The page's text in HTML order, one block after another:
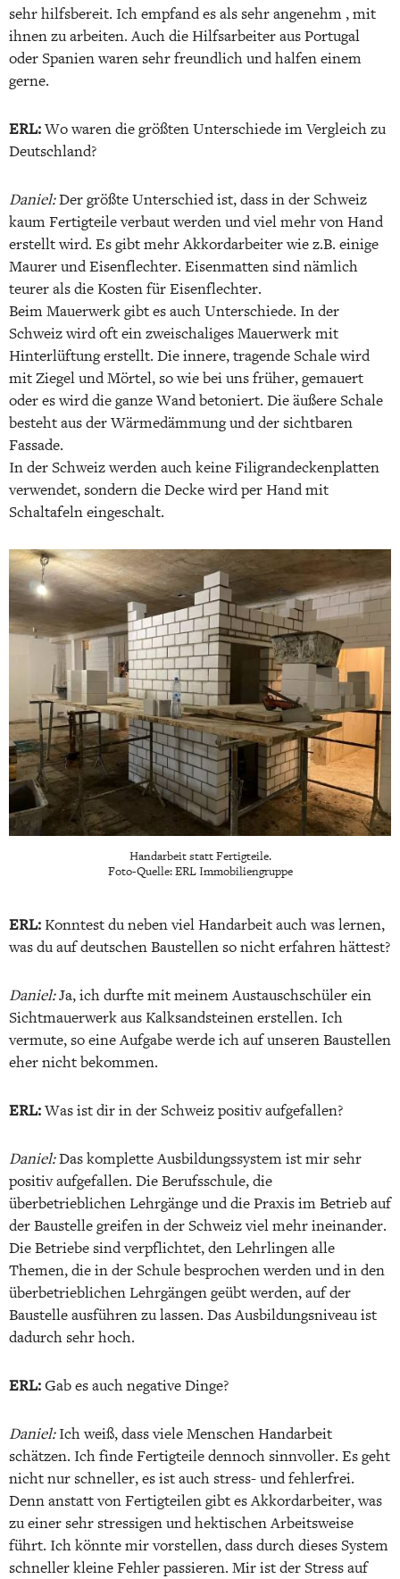
sehr hilfsbereit. Ich empfand es als sehr angenehm , mit
ihnen zu arbeiten. Auch die Hilfsarbeiter aus Portugal
oder Spanien waren sehr freundlich und halfen einem
gerne.
ERL:Wo waren die größten Unterschiede im Vergleich zu
Deutschland?
Daniel:Der größte Unterschied ist, dass in der Schweiz
kaum Fertigteile verbaut werden und viel mehr von Hand
erstellt wird. Es gibt mehr Akkordarbeiter wie z.B. einige
Maurer und Eisenflechter. Eisenmatten sind nämlich
teurer als die Kosten für Eisenflechter.
Beim Mauerwerk gibt es auch Unterschiede. In der
Schweiz wird oft ein zweischaliges Mauerwerk mit
Hinterlüftung erstellt. Die innere, tragende Schale wird
mit Ziegel und Mörtel, so wie bei uns früher, gemauert
oder es wird die ganze Wand betoniert. Die äußere Schale
besteht aus der Wärmedämmung und der sichtbaren
Fassade.
In der Schweiz werden auch keine Filigrandeckenplatten
verwendet, sondern die Decke wird per Hand mit
Schaltafeln eingeschalt.
Handarbeit statt Fertigteile.
Foto-Quelle: ERL Immobiliengruppe
ERL:Konntest du neben viel Handarbeit auch was lernen,
was du auf deutschen Baustellen so nicht erfahren hättest?
Daniel:Ja, ich durfte mit meinem Austauschschüler ein
Sichtmauerwerk aus Kalksandsteinen erstellen. Ich
vermute, so eine Aufgabe werde ich auf unseren Baustellen
eher nicht bekommen.
ERL:Was ist dir in der Schweiz positiv aufgefallen?
Daniel:Das komplette Ausbildungssystem ist mir sehr
positiv aufgefallen. Die Berufsschule, die
überbetrieblichen Lehrgänge und die Praxis im Betrieb auf
der Baustelle greifen in der Schweiz viel mehr ineinander.
Die Betriebe sind verpflichtet, den Lehrlingen alle
Themen, die in der Schule besprochen werden und in den
überbetrieblichen Lehrgängen geübt werden, auf der
Baustelle ausführen zu lassen. Das Ausbildungsniveau ist
dadurch sehr hoch.
ERL:Gab es auch negative Dinge?
Daniel:Ich weiß, dass viele Menschen Handarbeit
schätzen. Ich finde Fertigteile dennoch sinnvoller. Es geht
nicht nur schneller, es ist auch stress- und fehlerfrei.
Denn anstatt von Fertigteilen gibt es Akkordarbeiter, was
zu einer sehr stressigen und hektischen Arbeitsweise
führt. Ich könnte mir vorstellen, dass durch dieses System
schneller kleine Fehler passieren. Mir ist der Stress auf